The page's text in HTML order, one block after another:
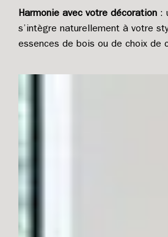
Harmonie avec votre décoration :
s’intègre naturellement à votre
essences de bois ou de choix de